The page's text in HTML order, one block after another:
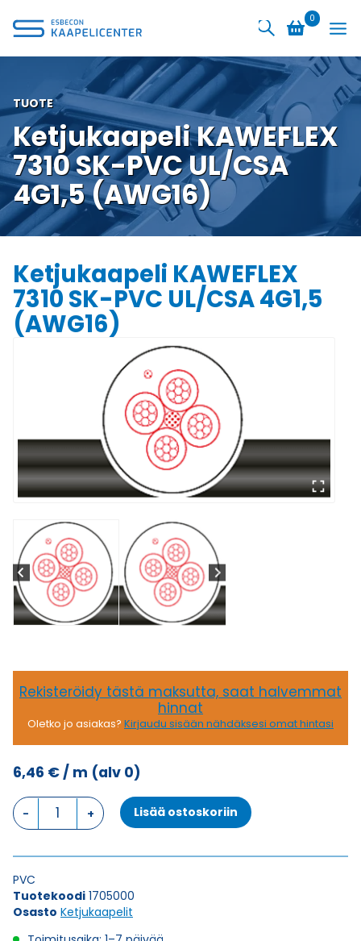
sisältöön
0
TUOTE
Ketjukaapeli KAWEFLEX
7310 SK-PVC UL/CSA
4G1,5 (AWG16)
Ketjukaapeli KAWEFLEX
7310 SK-PVC UL/CSA 4G1,5
(AWG16)
Rekisteröidy tästä maksutta, saat halvemmat
hinnat
Oletko jo asiakas? Kirjaudu sisään nähdäksesi omat hintasi
6,46 €/ m (alv 0)
Ketjukaapeli
KAWEFLEX
SK-
4G1,5
(AWG16)
määrä
Lisää ostoskoriin
PVC
Tuotekoodi 1705000
Osasto Ketjukaapelit